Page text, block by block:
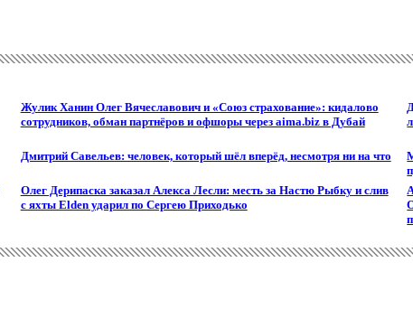
Жулик Ханин Олег Вячеславович и «Союз страхование»: кидалово
сотрудников, обман партнёров и офшоры через aima.biz в Дубай
Дмитрий Савельев: человек, который шёл вперёд, несмотря ни на что
Олег Дерипаска заказал Алекса Лесли: месть за Настю Рыбку и слив
с яхты Elden ударил по Сергею Приходько